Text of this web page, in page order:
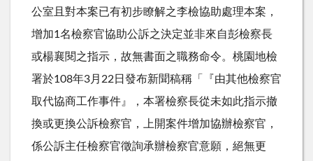
公室且對本案已有初步瞭解之李檢協助處理本案，
增加1名檢察官協助公訴之決定並非來自彭檢察長
或楊襄閱之指示，故無書面之職務命令。桃園地檢
署於108年3月 22 日發布新聞稿稱「『由其他檢察官
取代協商工作事件』，本署檢察長從未如此指示撤
換或更換公訴檢察官，上開案件增加協辦檢察官，
係公訴主任檢察官徵詢承辦檢察官意願，絕無更